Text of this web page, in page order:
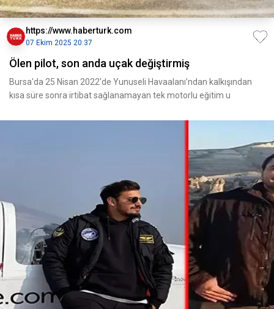
https://www.haberturk.com
07 Ekim 2025 20:37
Ölen pilot, son anda uçak değiştirmiş
Bursa'da 25 Nisan 2022'de Yunuseli Havaalanı’ndan kalkışından
kısa süre sonra irtibat sağlanamayan tek motorlu eğitim u